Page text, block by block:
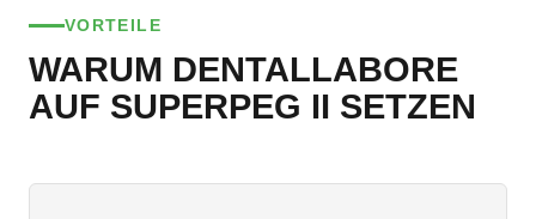
VORTEILE
WARUM DENTALLABORE
AUF SUPERPEG II SETZEN